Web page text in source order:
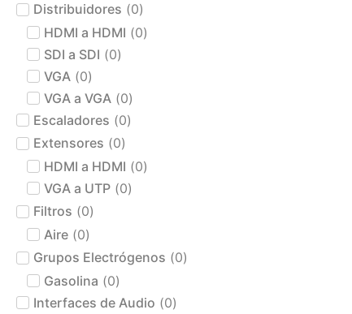
Distribuidores (0)
HDMI a HDMI (0)
SDI a SDI (0)
VGA (0)
VGA a VGA (0)
Escaladores (0)
Extensores (0)
HDMI a HDMI (0)
VGA a UTP (0)
Filtros (0)
Aire (0)
Grupos Electrógenos (0)
Gasolina (0)
Interfaces de Audio (0)